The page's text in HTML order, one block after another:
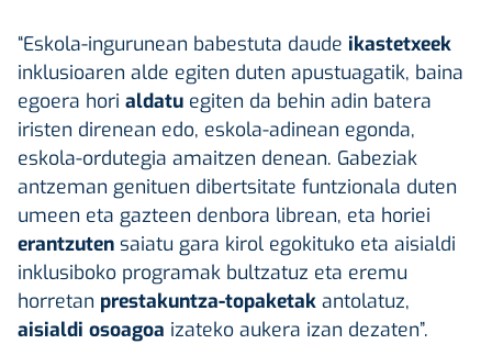
“Eskola-ingurunean babestuta daude ikastetxeek
inklusioaren alde egiten duten apustuagatik, baina
egoera hori aldatu egiten da behin adin batera
iristen direnean edo, eskola-adinean egonda,
eskola-ordutegia amaitzen denean. Gabeziak
antzeman genituen dibertsitate funtzionala duten
umeen eta gazteen denbora librean, eta horiei
erantzuten saiatu gara kirol egokituko eta aisialdi
inklusiboko programak bultzatuz eta eremu
horretan prestakuntza-topaketak antolatuz,
aisialdi osoagoa izateko aukera izan dezaten”.